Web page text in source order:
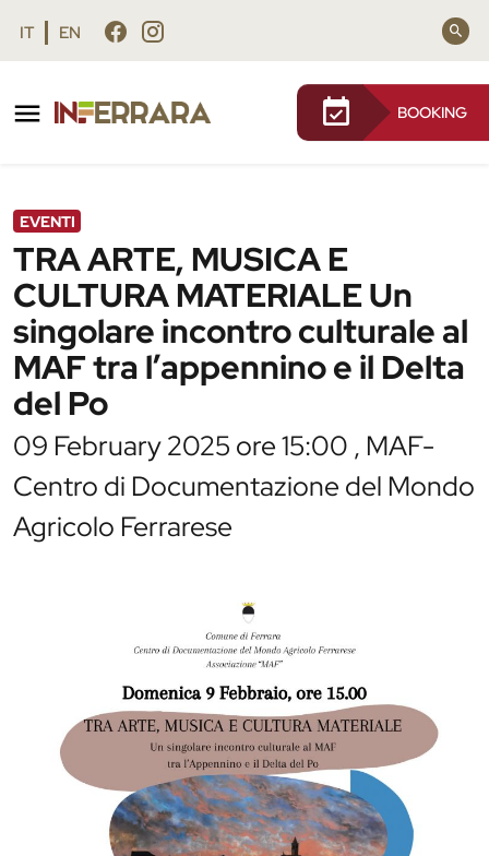
Vai al contenuto principale
Vai al footer
IT EN
BOOKING
TRA ARTE, MUSICA E CULTURA
EVENTI
TRA ARTE, MUSICA E
CULTURA MATERIALE Un
singolare incontro culturale al
MAF tra l’appennino e il Delta
del Po
09 February 2025 ore 15:00 , MAF-
Centro di Documentazione del Mondo
Agricolo Ferrarese